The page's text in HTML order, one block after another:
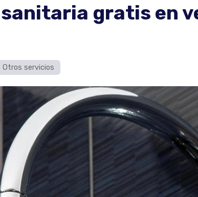
gratis en
Otros servicios